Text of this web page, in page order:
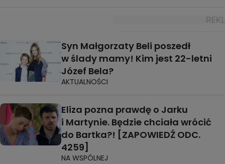
Syn Małgorzaty Beli poszedł
w ślady mamy! Kim jest 22-letni
Józef Bela?
AKTUALNOŚCI
Eliza pozna prawdę o Jarku
i Martynie. Będzie chciała wrócić
do Bartka?! [ZAPOWIEDŹ ODC.
4259]
NA WSPÓLNEJ